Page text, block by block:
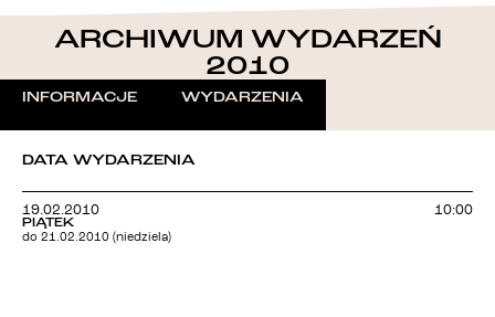
ARCHIWUM WYDARZEŃ
2010
INFORMACJE WYDARZENIA
DATA WYDARZENIA
19.02.2010
PIĄTEK
do 21.02.2010 (niedziela)
10:00